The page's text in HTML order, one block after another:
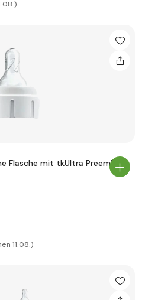
Flasche mit tkUltra Preemie
11.08.)